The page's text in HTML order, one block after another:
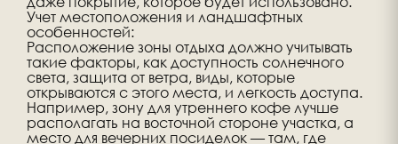
Учет местоположения и ландшафтных
особенностей:
Расположение зоны отдыха должно учитывать
такие факторы, как доступность солнечного
света, защита от ветра, виды, которые
открываются с этого места, и легкость доступа.
Например, зону для утреннего кофе лучше
располагать на восточной стороне участка, а
место для вечерних посиделок — там, где